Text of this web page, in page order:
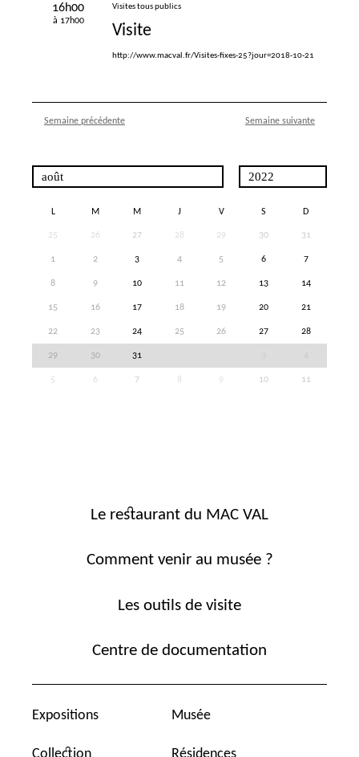
16h00
à 17h00
Visites tous publics
Visite
http://www.macval.fr/Visites-fixes-25?jour=2018-10-21
Semaine précédente Semaine suivante
L M M J V S D
25 26 27 28 29 30 31
1 2 3 4 5 6 7
8 9 10 11 12 13 14
15 16 17 18 19 20 21
22 23 24 25 26 27 28
29 30 31
5 6 7 8 9 10 11
Le restaurant du MAC VAL
Comment venir au musée ?
Les outils de visite
Centre de documentation
Expositions Musée